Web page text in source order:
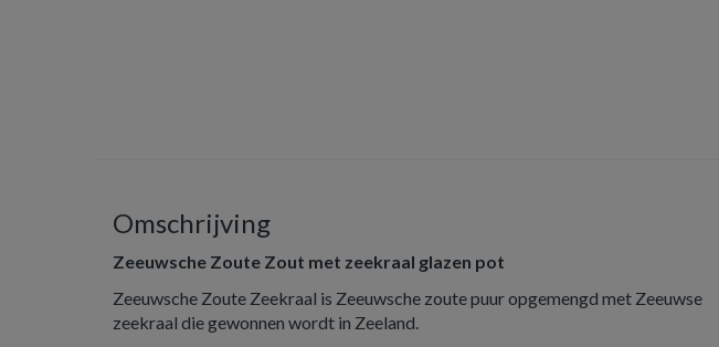
Omschrijving
Zeeuwsche Zoute Zout met zeekraal glazen pot
Zeeuwsche Zoute Zeekraal is Zeeuwsche zoute puur opgemengd met Zeeuwse
zeekraal die gewonnen wordt in Zeeland.